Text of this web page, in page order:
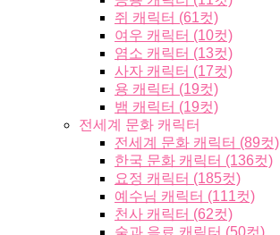
쥐 캐릭터 (61컷)
여우 캐릭터 (10컷)
염소 캐릭터 (13컷)
사자 캐릭터 (17컷)
용 캐릭터 (19컷)
뱀 캐릭터 (19컷)
전세계 문화 캐릭터
전세계 문화 캐릭터 (89컷)
한국 문화 캐릭터 (136컷)
요정 캐릭터 (185컷)
예수님 캐릭터 (111컷)
천사 캐릭터 (62컷)
술과 음료 캐릭터 (50컷)